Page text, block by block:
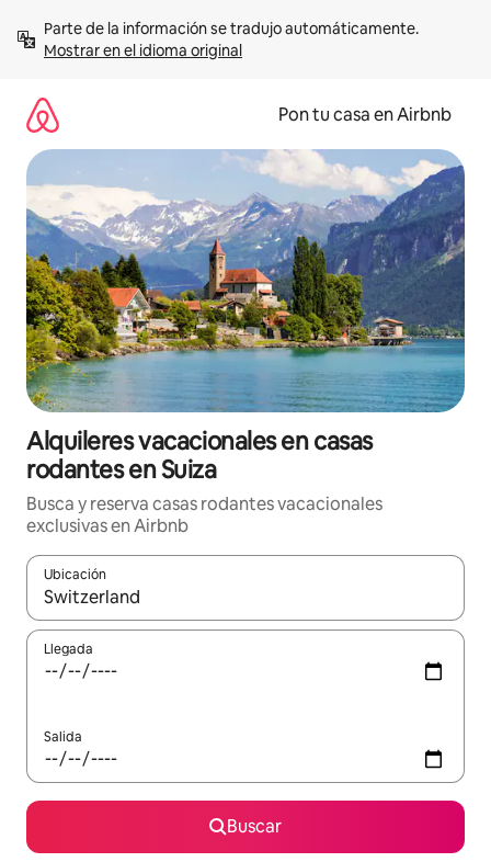
contenidoMostrar en el idioma original
Pon tu casa en Airbnb
Alquileres vacacionales en casas
rodantes en Suiza
Busca y reserva casas rodantes vacacionales
exclusivas en Airbnb
Ubicación
Cuando los resultados estén disponibles, navega con las
Llegada
Salida
Buscar